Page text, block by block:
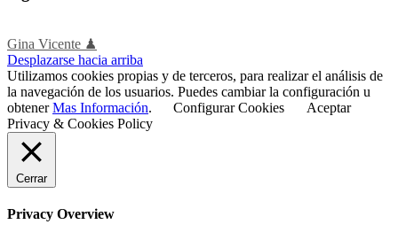
Gina Vicente ♟
Desplazarse hacia arriba
Utilizamos cookies propias y de terceros, para realizar el análisis de
la navegación de los usuarios. Puedes cambiar la configuración u
obtenerMas Información. Configurar Cookies
Aceptar
Privacy & Cookies Policy
Cerrar
Privacy Overview